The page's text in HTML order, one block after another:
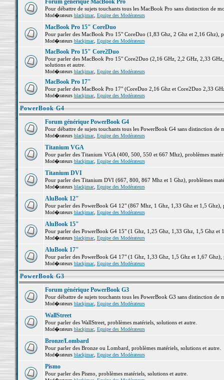
Forum générique MacBook Pro
Pour débattre de sujets touchants tous les MacBook Pro sans distinction de
Mod�rateurs blackjmac, Equipe des Modérateurs
MacBook Pro 15" CoreDuo
Pour parler des MacBook Pro 15" CoreDuo (1,83 Ghz, 2 Ghz et 2,16 Ghz),
Mod�rateurs blackjmac, Equipe des Modérateurs
MacBook Pro 15" Core2Duo
Pour parler des MacBook Pro 15" Core2Duo (2,16 GHz, 2,2 GHz, 2,33
solutions et autre.
Mod�rateurs blackjmac, Equipe des Modérateurs
MacBook Pro 17"
Pour parler des MacBook Pro 17" (CoreDuo 2,16 Ghz et Core2Duo 2,33
Mod�rateurs blackjmac, Equipe des Modérateurs
PowerBook G4
Forum générique PowerBook G4
Pour débattre de sujets touchants tous les PowerBook G4 sans distinction de
Mod�rateurs blackjmac, Equipe des Modérateurs
Titanium VGA
Pour parler des Titanium VGA (400, 500, 550 et 667 Mhz), problèmes
Mod�rateurs blackjmac, Equipe des Modérateurs
Titanium DVI
Pour parler des Titanium DVI (667, 800, 867 Mhz et 1 Ghz), problèmes
Mod�rateurs blackjmac, Equipe des Modérateurs
AluBook 12"
Pour parler des PowerBook G4 12" (867 Mhz, 1 Ghz, 1,33 Ghz et 1,5 Ghz),
Mod�rateurs blackjmac, Equipe des Modérateurs
AluBook 15"
Pour parler des PowerBook G4 15" (1 Ghz, 1,25 Ghz, 1,33 Ghz, 1,5 Ghz et
Mod�rateurs blackjmac, Equipe des Modérateurs
AluBook 17"
Pour parler des PowerBook G4 17" (1 Ghz, 1,33 Ghz, 1,5 Ghz et 1,67 Ghz),
Mod�rateurs blackjmac, Equipe des Modérateurs
PowerBook G3
Forum générique PowerBook G3
Pour débattre de sujets touchants tous les PowerBook G3 sans distinction de
Mod�rateurs blackjmac, Equipe des Modérateurs
WallStreet
Pour parler des WallStreet, problèmes matériels, solutions et autre.
Mod�rateurs blackjmac, Equipe des Modérateurs
Bronze/Lombard
Pour parler des Bronze ou Lombard, problèmes matériels, solutions et autre.
Mod�rateurs blackjmac, Equipe des Modérateurs
Pismo
Pour parler des Pismo, problèmes matériels, solutions et autre.